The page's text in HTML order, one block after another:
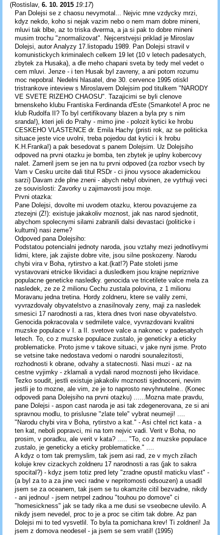
(Rostislav, 6. 10. 2015 19:17)
Pan Dolejsi se z chaosu nevymotal... Nejvic mne vzdycky mrzi,
kdyz nekdo, koho si nejak vazim nebo o nem mam dobre mineni,
mluvi tak blbe, az to triska dverma, a ja si pak to dobre mineni
musim trochu "znormalizovat". Nejcerstvejsi priklad je Miroslav
Dolejsi, autor Analyzy 17.listopadu 1989. Pan Dolejsi stravil v
komunistickych kriminalech celkem 19 let (10 v letech padesatych,
zbytek za Husaka), a dle meho chapani sveta by tedy mel vedet o
cem mluvi. Jenze - i ten Husak byl zavreny, a ani potom rozumu
moc nepobral. Nedelni hlasatel, dne 30. cervence 1995 otiskl
tristrankove inteview s Miroslavem Dolejsim pod titulkem "NARODY
VE SVETE RIZEHO CHAOSU". Tazajicimi se byli clenove
brnenskeho klubu Frantiska Ferdinanda d'Este (Smankote! A proc ne
klub Rudolfa II? To byl certifikovany blazen a byla pry s nim
sranda!), kteri jeli do Prahy - mimo jine - polozit kytici ke hrobu
CESKEHO VLASTENCE dr. Emila Hachy (pristi rok, az se politicka
situace jeste vice uvolni, treba pojedou dat kytici i k hrobu
K.H.Franka!) a pak besedovat s panem Dolejsim. Uz Dolejsiho
odpoved na prvni otazku je bomba, ten zbytek je uplny kobercovy
nalet. Zameril jsem se jen na tu prvni odpoved (za rozbor vsech by
Vam v Cesku urcite dali titul RSDr - ci jinou vysoce akademickou
sarzi) Davam zde plne zneni - abych nebyl obvinen, ze vytrhuji veci
ze souvislosti: Zavorky u zajimavosti jsou moje.
Prvni otazka:
Pane Dolejsi, dovolte mi uvodem otazku, kterou povazujeme za
ztezejni (Z!): existuje jakakoliv moznost, jak nas narod sjednotit,
abychom spolecnymi silami zabranili dalsi devastaci (politicke i
kulturni) nasi zeme?
Odpoved pana Dolejsiho:
Podstatou potencialni jednoty naroda, jsou vztahy mezi jednotlivymi
lidmi, ktere, jak zajiste dobre vite, jsou silne poskozeny. Narodu
chybi vira v Boha, rytirstvo a kat.(kat!?) Pate stoleti jsme
vystavovani etnicke likvidaci a dusledkem jsou krajne nepriznive
populacne geneticke nasledky. genocida ve tricetilete valce mela za
nasledek, ze ze 2 milionu Cechu zustala polovina, z 1 milionu
Moravanu jedna tretina. Hordy zoldneru, ktere se valily zemi,
vyvrazdovaly obyvatelstvo a znasilnovaly zeny, maji za nasledek
smesici 17 narodnosti a ras, ktera dnes tvori nase obyvatelstvo.
Genocida pokracovala v sedmilete valce, vyvrazdovani kvalitni
muzske populace v I. a II. svetove valce a nakonec v padesatych
letech. To, co z muzske populace zustalo, je geneticky a eticky
problematicke. Proto jsme v takove situaci, v jake nyni jsme. Proto
se vetsine take nedostava vedomi o narodni sounalezitosti,
rozhodnosti k obrane, odvahy a statecnosti. Nasi muzi - az na
cestne vyjimky - zklamali a vydali narod moznosti jeho likvidace.
Tezko soudit, jestli existuje jakakoliv moznosti sjednoceni, nevim
jestli je to mozne, ale vim, ze je to naprosto nevyhnutelne.. (Konec
odpovedi pana Dolejsiho na prvni otazku) ......Mozna mate pravdu,
pane Dolejsi - aspon cast naroda je asi tak zdegenerovana, ze si ani
spravnou modlu, to prislusne "zlate tele" vybrat neumeji! ....
"Narodu chybi vira v Boha, rytirstvo a kat." - Asi chtel rict kata - a
ten kat, neboli popravci, mi na tom nejvic vadi. Verit v Boha, no
prosim, v poradku, ale verit v kata? ..... "To, co z muzske populace
zustalo, je geneticky a eticky problematicke." ....
A kdyz o tom tak premyslim, tak jsem asi rad, ze v mych zilach
koluje krev cizackych zoldneru 17 narodnosti a ras (jak to sakra
spocital?) - kdyz jsem totiz pred lety "zradne opustil maticku vlast" -
(a byl za to a za jine veci radne v nepritomosti odsouzen) a usadil
jsem se za oceanem, tak jsem se tu okamzite citil bezvadne, nikdy
- ani jednou! - jsem netrpel zadnou "touhou po domove" ci
"homesickness" jak se tady rika a me dusi se vseobecne ulevilo. A
nikdy jsem nevedel, proc to je a proc se citim tak dobre. Az pan
Dolejsi mi to ted vysvetlil. To byla ta pomichana krev! Ti zoldneri! Ja
jsem z domova neodesel - ja jsem se sem vratil! (1995)